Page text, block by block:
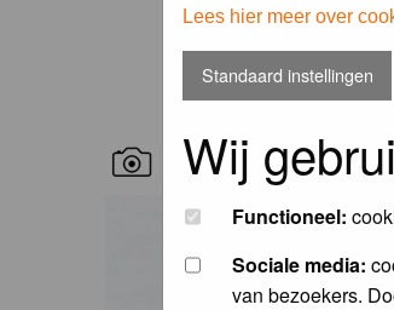
Lees hier meer over
Standaard instellingen
Wij
Functioneel:
Sociale media:
van bezoekers.
RECENT BIRD PICS